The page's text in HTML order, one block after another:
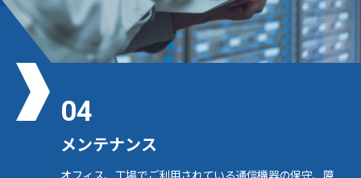
04
メンテナンス
オフィス、工場でご利用されている通信機器の保守、障